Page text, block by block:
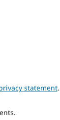
statement.